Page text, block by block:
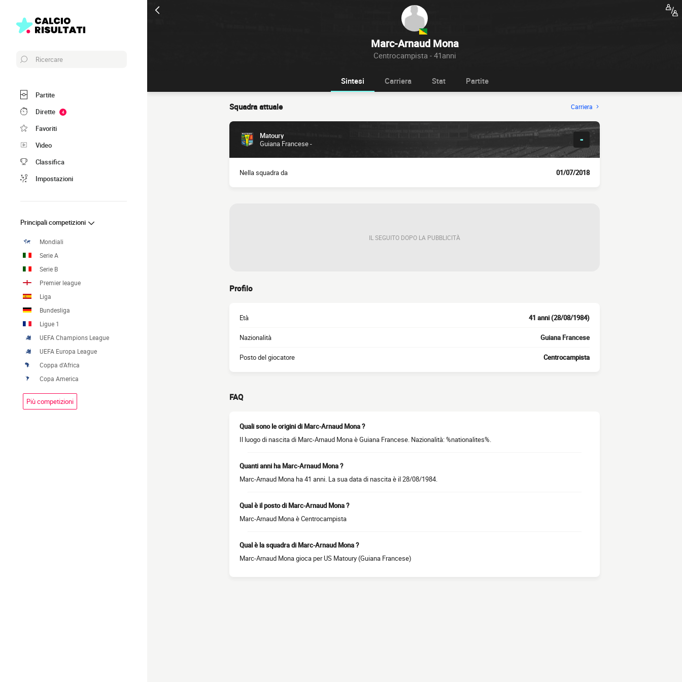
Marc-Arnaud Mona
Centrocampista - 41anni
Ricercare
Partite
Dirette
4
Favoriti
Video
Classifica
Impostazioni
Principali competizioni
Mondiali
Serie A
Serie B
Premier league
Liga
Bundesliga
Ligue 1
UEFA Champions League
UEFA Europa League
Coppa d'Africa
Copa America
Più competizioni
Sintesi Carriera Stat Partite
Squadra attuale Carriera
Matoury
Guiana Francese -
-
Nella squadra da 01/07/2018
IL SEGUITO DOPO LA PUBBLICITÀ
Profilo
Età 41 anni (28/08/1984)
Nazionalità Guiana Francese
Posto del giocatore Centrocampista
FAQ
Quali sono le origini di Marc-Arnaud Mona ?
Il luogo di nascita di Marc-Arnaud Mona è Guiana Francese. Nazionalità: %nationalites%.
Quanti anni ha Marc-Arnaud Mona ?
Marc-Arnaud Mona ha 41 anni. La sua data di nascita è il 28/08/1984.
Qual è il posto di Marc-Arnaud Mona ?
Marc-Arnaud Mona è Centrocampista
Qual è la squadra di Marc-Arnaud Mona ?
Marc-Arnaud Mona gioca per US Matoury (Guiana Francese)